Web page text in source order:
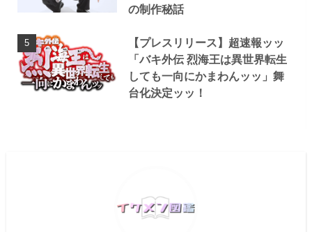
の制作秘話
【プレスリリース】超速報ッッ
「バキ外伝 烈海王は異世界転生
しても一向にかまわんッッ」舞
台化決定ッッ！